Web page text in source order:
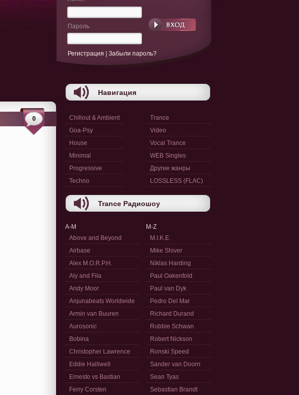
0
Пароль
Регистрация Забыли пароль?
Навигация
Chillout & Ambient
Goa-Psy
House
Minimal
Progressive
Techno
Trance
Video
Vocal Trance
WEB Singles
Другие жанры
LOSSLESS (FLAC)
Trance Радиошоу
A-M
Above and Beyond
Airbase
Alex M.O.R.P.H.
Aly and Fila
Andy Moor
Anjunabeats Worldwide
Armin van Buuren
Aurosonic
Bobina
Christopher Lawrence
Eddie Halliwell
Ernesto vs Bastian
Ferry Corsten
M-Z
M.I.K.E.
Mike Shiver
Niklas Harding
Paul Oakenfold
Paul van Dyk
Pedro Del Mar
Richard Durand
Robbie Schwan
Robert Nickson
Ronski Speed
Sander van Doorn
Sean Tyas
Sebastian Brandt